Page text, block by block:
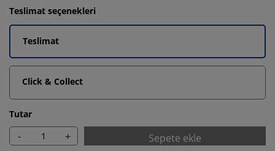
Teslimat seçenekleri
Teslimat
Click & Collect
Tutar
- + Sepete ekle